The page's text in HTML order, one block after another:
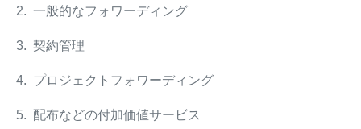
2. 一般的なフォワーディング
3. 契約管理
4. プロジェクトフォワーディング
5. 配布などの付加価値サービス